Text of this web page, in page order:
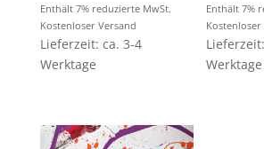
Enthält 7% reduzierte MwSt.
Kostenloser Versand
Lieferzeit: ca. 3-4
Werktage
Enthält 7%
Kostenloser
Werktage